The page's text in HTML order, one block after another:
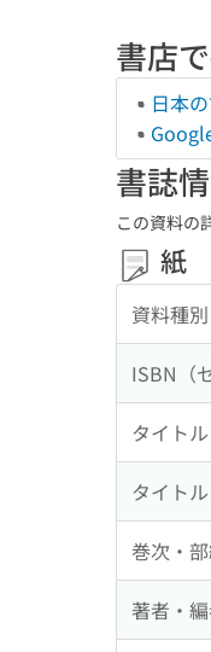
書店
日本
書誌
この資料の
紙
資料種別
ISBN（
タイトル
タイト
巻次・
著者・